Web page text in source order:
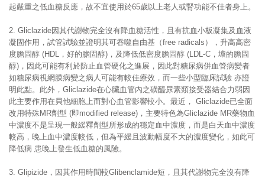
起嚴重之低血糖反應，故不宜使用於65歲以上老人或腎功能不佳者身上。
2. Gliclazide因其代謝物完全沒有降血糖活性，且有抗血小板凝集及血液
凝固作用，試管試驗並證明其可吞噬自由基（free radicals），升高高密
度膽固醇 (HDL，好的膽固醇)，及降低低密度膽固醇 (LDL-C，壞的膽固
醇)，因此可能有利於防止血管硬化之進展，因此對糖尿病併血管病變者
如糖尿病視網膜病變之病人可能有較佳療效，而一些小型臨床試驗 亦證
明此點。此外，Gliclazide在心臟血管內之磺醯尿素類接受器結合力弱因
此主要作用在貝他細胞上而對心血管影響較小。最近， Gliclazide已全面
改用特殊MR劑型 (即modified release)，主要特色為Gliclazide MR藥物血
中濃度不是呈現一般緩釋劑型所形成的穩定血中濃度，而是白天血中濃度
較高，晚上血中濃度較低，但為平緩且波動幅度不大的濃度變化，如此可
降低病 患晚上發生低血糖的風險。
3. Glipizide，因其作用時間較Glibenclamide短，且其代謝物完全沒有降